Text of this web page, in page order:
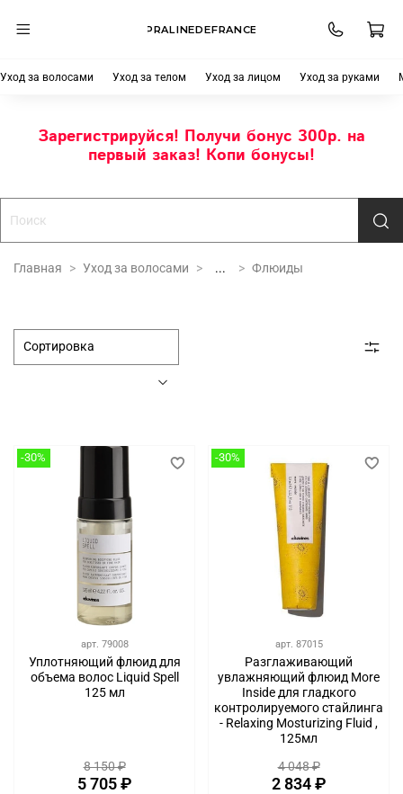
PRALINEDEFRANCE
Уход за волосами Уход за телом Уход за лицом Уход за руками
Зарегистрируйся! Получи бонус 300р. на
первый заказ! Копи бонусы!
Главная Уход за волосами ... Флюиды
-30%
арт. 79008
Уплотняющий флюид для
объема волос Liquid Spell
125 мл
8 150 ₽
5 705 ₽
-30%
арт. 87015
Разглаживающий
увлажняющий флюид More
Inside для гладкого
контролируемого стайлинга
- Relaxing Mosturizing Fluid ,
125мл
4 048 ₽
2 834 ₽